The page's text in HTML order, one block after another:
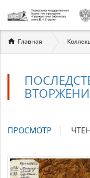
Вы
здесь
Главная
Главные
ПРОСМОТР